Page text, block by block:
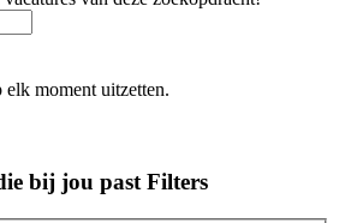
elk moment uitzetten.
bij jou past Filters